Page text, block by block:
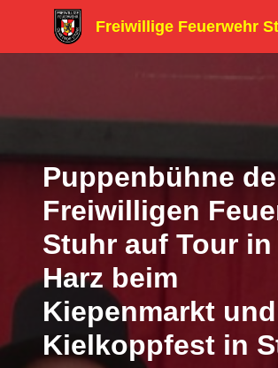
Freiwillige Feuerwehr
Puppenbühne
Freiwilligen
Stuhr auf Tour in
Harz beim
Kiepenmarkt und
Kielkoppfest in